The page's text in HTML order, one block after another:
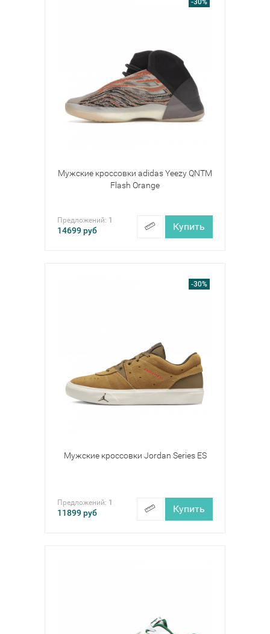
Мужские кроссовки adidas Yeezy QNTM
Flash Orange
Предложений: 1
14699руб Купить
-30%
Мужские кроссовки Jordan Series ES
Предложений: 1
11899руб Купить